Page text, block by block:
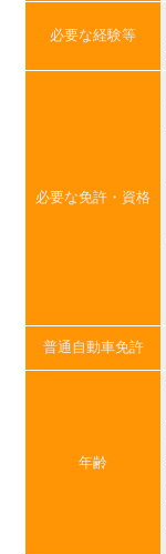
必要な経験等
必要な免許・資格
普通自動車免許
年齢